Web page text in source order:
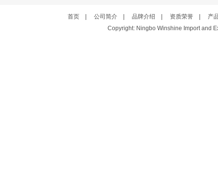
首页 公司简介 品牌介绍 资质荣誉
产
Copyright: Ningbo Winshine Import and